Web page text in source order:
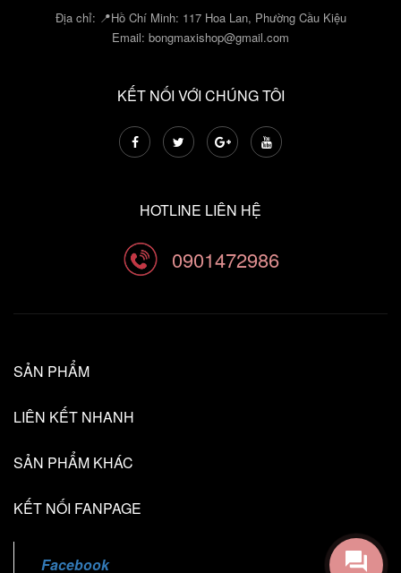
Địa chỉ: 📍Hồ Chí Minh: 117 Hoa Lan, Phường Cầu Kiệu
Email: bongmaxishop@gmail.com
KẾT NỐI VỚI CHÚNG TÔI
HOTLINE LIÊN HỆ
0901472986
SẢN PHẨM
LIÊN KẾT NHANH
SẢN PHẨM KHÁC
KẾT NỐI FANPAGE
Facebook